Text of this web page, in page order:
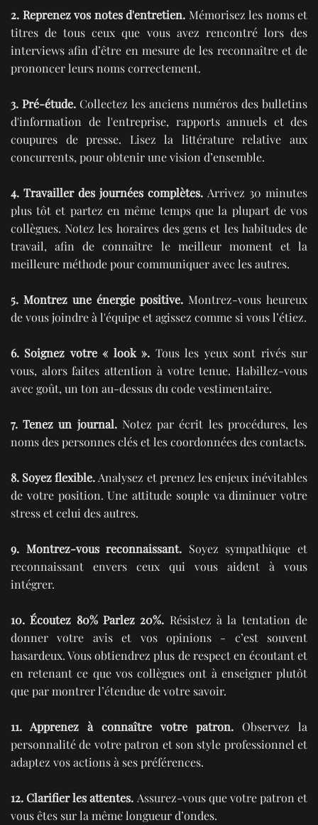
2. Reprenez vos notes d'entretien. Mémorisez les noms et
titres de tous ceux que vous avez rencontré lors des
interviews afin d’être en mesure de les reconnaître et de
prononcer leurs noms correctement.
3. Pré-étude. Collectez les anciens numéros des bulletins
d'information de l'entreprise, rapports annuels et des
coupures de presse. Lisez la littérature relative aux
concurrents, pour obtenir une vision d’ensemble.
4. Travailler des journées complètes. Arrivez 30 minutes
plus tôt et partez en même temps que la plupart de vos
collègues. Notez les horaires des gens et les habitudes de
travail, afin de connaître le meilleur moment et la
meilleure méthode pour communiquer avec les autres.
5. Montrez une énergie positive. Montrez-vous heureux
de vous joindre à l'équipe et agissez comme si vous l’étiez.
6. Soignez votre « look ». Tous les yeux sont rivés sur
vous, alors faites attention à votre tenue. Habillez-vous
avec goût, un ton au-dessus du code vestimentaire.
7. Tenez un journal.Notez par écrit les procédures, les
noms des personnes clés et les coordonnées des contacts.
8. Soyez flexible.Analysez et prenez les enjeux inévitables
de votre position. Une attitude souple va diminuer votre
stress et celui des autres.
9. Montrez-vous reconnaissant. Soyez sympathique et
reconnaissant envers ceux qui vous aident à vous
intégrer.
10. Écoutez 80% Parlez 20%. Résistez à la tentation de
donner votre avis et vos opinions - c’est souvent
hasardeux. Vous obtiendrez plus de respect en écoutant et
en retenant ce que vos collègues ont à enseigner plutôt
que par montrer l’étendue de votre savoir.
11. Apprenez à connaître votre patron. Observez la
personnalité de votre patron et son style professionnel et
adaptez vos actions à ses préférences.
12. Clarifier les attentes. Assurez-vous que votre patron et
vous êtes sur la même longueur d’ondes.